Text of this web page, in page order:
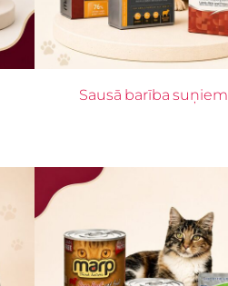
Sausā barība suņiem